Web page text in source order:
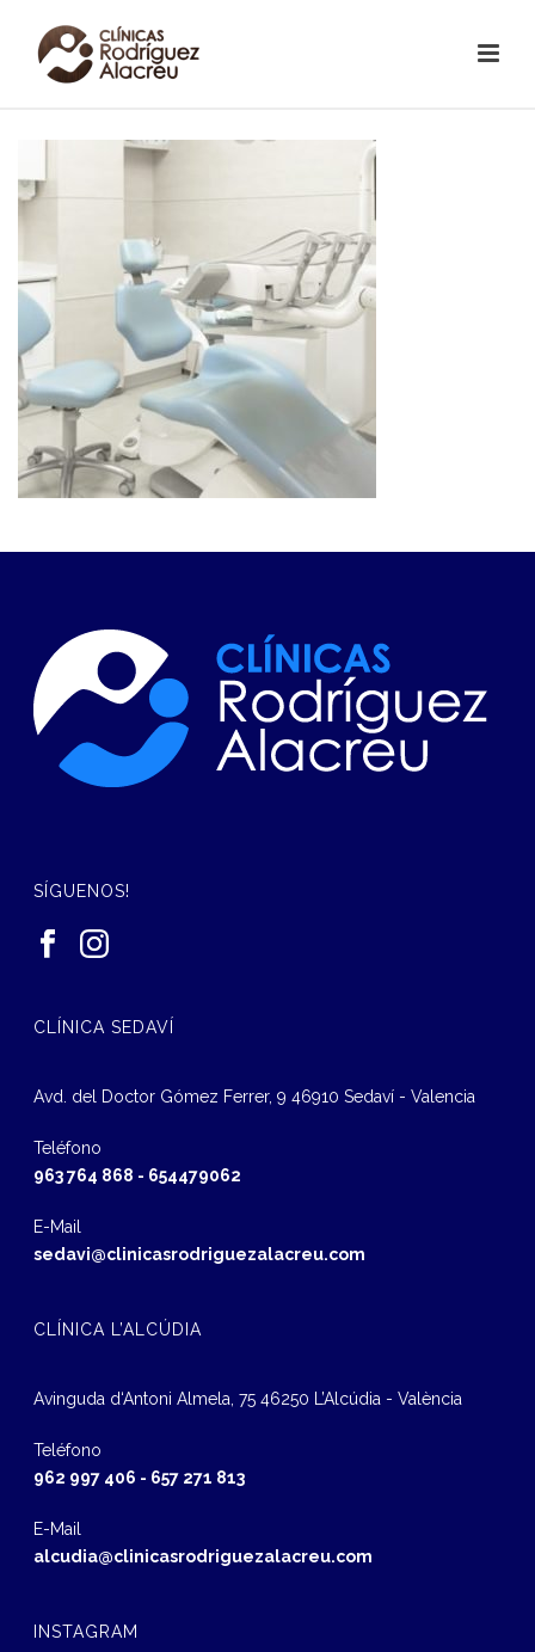
SÍGUENOS!
CLÍNICA SEDAVÍ
Avd. del Doctor Gómez Ferrer, 9 46910 Sedaví - Valencia
Teléfono
963 764 868 - 654479062
E-Mail
sedavi@clinicasrodriguezalacreu.com
CLÍNICA L’ALCÚDIA
Avinguda d‘Antoni Almela, 75 46250 L’Alcúdia - València
Teléfono
962 997 406 - 657 271 813
E-Mail
alcudia@clinicasrodriguezalacreu.com
INSTAGRAM